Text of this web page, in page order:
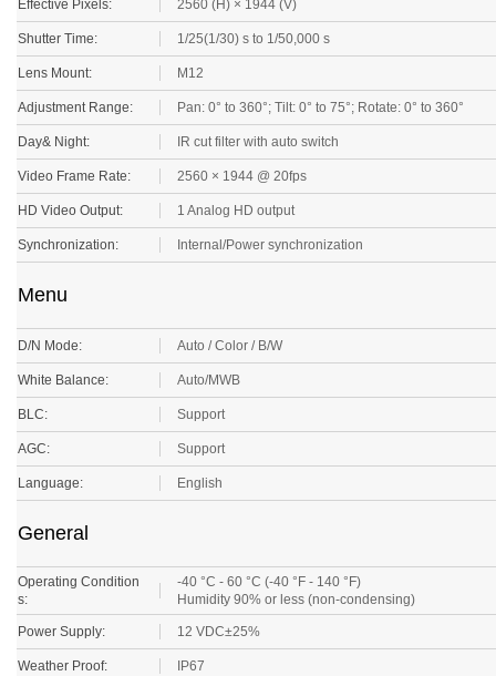
Shutter Time: 1/25(1/30) s to 1/50,000 s
Lens Mount: M12
Adjustment Range: Pan: 0° to 360°; Tilt: 0° to 75°; Rotate: 0° to 360°
Day& Night: IR cut filter with auto switch
Video Frame Rate: 2560 × 1944 @ 20fps
HD Video Output: 1 Analog HD output
Synchronization: Internal/Power synchronization
D/N Mode: Auto / Color / B/W
White Balance: Auto/MWB
BLC: Support
AGC: Support
Language: English
Operating Condition
s:
-40 °C - 60 °C (-40 °F - 140 °F)
Humidity 90% or less (non-condensing)
Power Supply: 12 VDC±25%
Weather Proof: IP67